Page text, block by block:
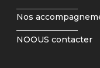
Nos
NOOUS contacter